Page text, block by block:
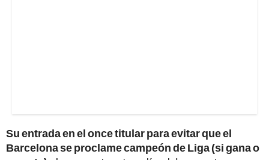
Su entrada en el once titular para evitar que el
Barcelona se proclame campeón de Liga (si gana o